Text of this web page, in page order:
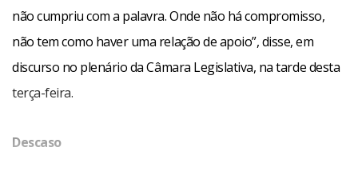
não cumpriu com a palavra. Onde não há compromisso,
não tem como haver uma relação de apoio”, disse, em
discurso no plenário da Câmara Legislativa, na tarde desta
terça-feira.
Descaso